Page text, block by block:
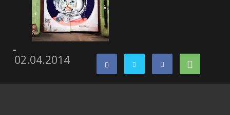
-
02.04.2014